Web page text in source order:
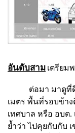
อันดับสาม เตรียม
ต่อมา มาดูที่
เมตร พื้นที่รอบข้า
เทศบาล หรือ อบต.
ย้ำว่า ไปคุยกับกับ